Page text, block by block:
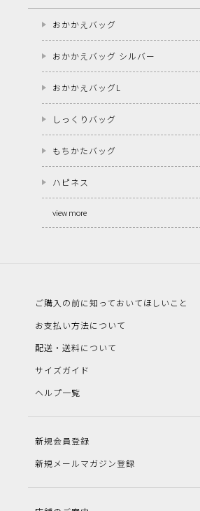
おかかえバッグ
おかかえバッグ シルバー
おかかえバッグL
しっくりバッグ
もちかたバッグ
ハピネス
view more
ご購入の前に知っておいてほしいこと
お支払い方法について
配送・送料について
サイズガイド
ヘルプ一覧
新規会員登録
新規メールマガジン登録